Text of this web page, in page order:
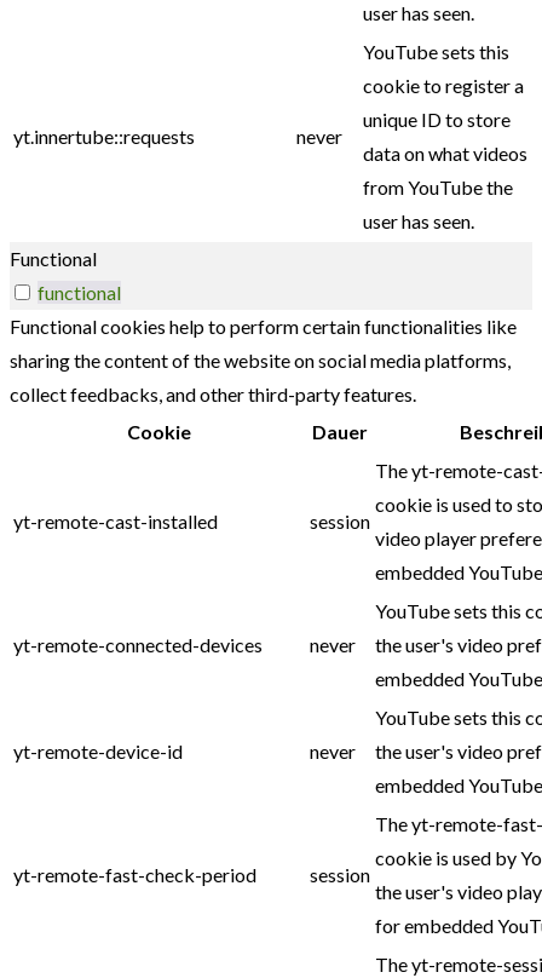
user has seen.
yt.innertube::requests never
YouTube sets this
cookie to register a
unique ID to store
data on what videos
from YouTube the
user has seen.
Functional
functional
Functional cookies help to perform certain functionalities like
sharing the content of the website on social media platforms,
collect feedbacks, and other third-party features.
Cookie
Dauer
yt-remote-cast-installed session
The yt-remote-
cookie is used to
video player
embedded
yt-remote-connected-devices never
YouTube sets this
the user's video
embedded
yt-remote-device-id never
YouTube sets this
the user's video
embedded
yt-remote-fast-check-period session
The yt-remote-
cookie is used by
the user's video
for embedded
The yt-remote-